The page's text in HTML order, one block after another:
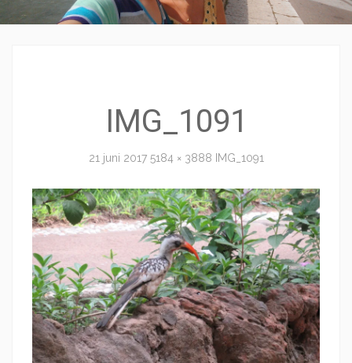
IMG_1091
21 juni 2017 5184 × 3888 IMG_1091